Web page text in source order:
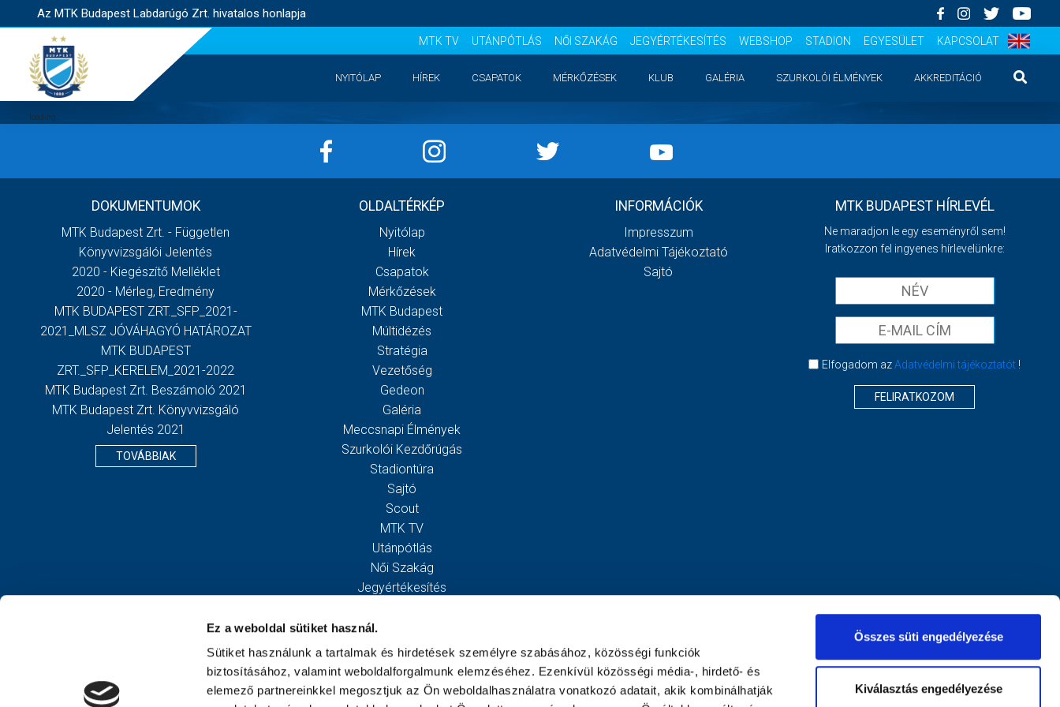
Ez a weboldal sütiket használ.
Sütiket használunk a tartalmak és hirdetések személyre szabásához, közösségi funkciók
biztosításához, valamint weboldalforgalmunk elemzéséhez. Ezenkívül közösségi média-, hirdető- és
elemező partnereinkkel megosztjuk az Ön weboldalhasználatra vonatkozó adatait, akik kombinálhatják
Összes süti engedélyezése
Kiválasztás engedélyezése
Az MTK Budapest Labdarúgó Zrt. hivatalos honlapja
MTK TV UTÁNPÓTLÁS NŐI SZAKÁG JEGYÉRTÉKESÍTÉS WEBSHOP STADION EGYESÜLET KAPCSOLAT
NYITÓLAP HÍREK CSAPATOK MÉRKŐZÉSEK KLUB GALÉRIA SZURKOLÓI ÉLMÉNYEK AKKREDITÁCIÓ
DOKUMENTUMOK
MTK Budapest Zrt. - Független
Könyvvizsgálói Jelentés
2020 - Kiegészítő Melléklet
2020 - Mérleg, Eredmény
MTK BUDAPEST ZRT._SFP_2021-
2021_MLSZ JÓVÁHAGYÓ HATÁROZAT
MTK BUDAPEST
ZRT._SFP_KERELEM_2021-2022
MTK Budapest Zrt. Beszámoló 2021
MTK Budapest Zrt. Könyvvizsgáló
Jelentés 2021
TOVÁBBIAK
OLDALTÉRKÉP
Nyitólap
Hírek
Csapatok
Mérkőzések
MTK Budapest
Múltidézés
Stratégia
Vezetőség
Gedeon
Galéria
Meccsnapi Élmények
Szurkolói Kezdőrúgás
Stadiontúra
Sajtó
Scout
MTK TV
Utánpótlás
Női Szakág
Jegyértékesítés
Egyesület
Kapcsolat
INFORMÁCIÓK
Impresszum
Adatvédelmi Tájékoztató
Sajtó
MTK BUDAPEST HÍRLEVÉL
Ne maradjon le egy eseményről sem!
Iratkozzon fel ingyenes hírlevelünkre:
Elfogadom azAdatvédelmi tájékoztatót !
FELIRATKOZOM